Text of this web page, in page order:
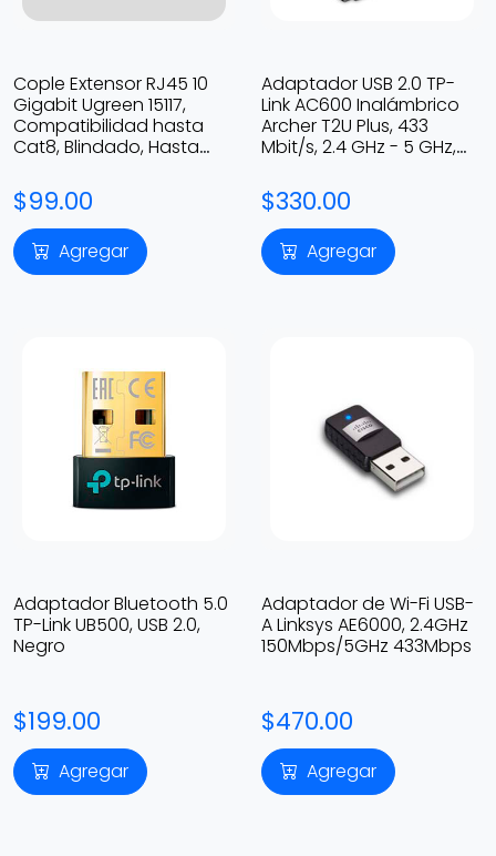
Cople Extensor RJ45 10
Gigabit Ugreen 15117,
Compatibilidad hasta
Cat8, Blindado, Hasta
$99.00
Agregar
Adaptador USB 2.0 TP-
Link AC600 Inalámbrico
Archer T2U Plus, 433
Mbit/s, 2.4 GHz - 5 GHz,
$330.00
Agregar
Adaptador Bluetooth 5.0
TP-Link UB500, USB 2.0,
Negro
$199.00
Agregar
Adaptador de Wi-Fi USB-
A Linksys AE6000, 2.4GHz
150Mbps/5GHz 433Mbps
$470.00
Agregar